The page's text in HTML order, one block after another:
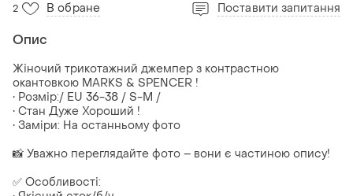
2 В обране Поставити запитання
Опис
Жіночий трикотажний джемпер з контрастною
окантовкою MARKS & SPENCER !
• Розмір:/ EU 36-38 / S-M /
• Стан Дуже Хороший !
• Замiри: На останньому фото
📸 Уважно переглядайте фото – вони є частиною опису!
✅ Особливості: